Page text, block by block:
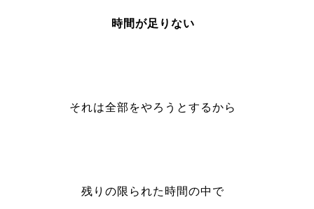
時間が足りない
それは全部をやろうとするから
残りの限られた時間の中で